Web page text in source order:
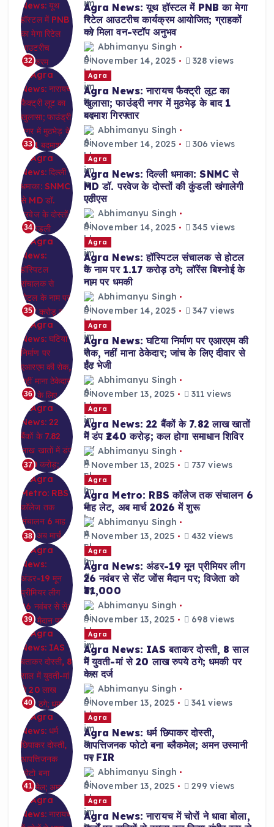
32
Agra News: यूथ हॉस्टल में PNB का मेगा
रिटेल आउटरीच कार्यक्रम आयोजित; ग्राहकों
को मिला वन-स्टॉप अनुभव
Abhimanyu Singh
November 14, 2025
328 views
33
Agra
Agra News: नारायच फैक्ट्री लूट का
खुलासा; फाउंड्री नगर में मुठभेड़ के बाद 1
बदमाश गिरफ्तार
Abhimanyu Singh
November 14, 2025
306 views
34
Agra
Agra News: दिल्ली धमाका: SNMC से
MD डॉ. परवेज के दोस्तों की कुंडली खंगालेगी
एटीएस
Abhimanyu Singh
November 14, 2025
345 views
35
Agra
Agra News: हॉस्पिटल संचालक से होटल
के नाम पर 1.17 करोड़ ठगे; लॉरेंस बिश्नोई के
नाम पर धमकी
Abhimanyu Singh
November 14, 2025
347 views
36
Agra
Agra News: घटिया निर्माण पर एआरएम की
रोक, नहीं माना ठेकेदार; जांच के लिए दीवार से
ईंट भेजी
Abhimanyu Singh
November 13, 2025
311 views
37
Agra
Agra News: 22 बैंकों के 7.82 लाख खातों
में डंप ₹240 करोड़; कल होगा समाधान शिविर
Abhimanyu Singh
November 13, 2025
737 views
38
Agra
Agra Metro: RBS कॉलेज तक संचालन 6
माह लेट, अब मार्च 2026 में शुरू
Abhimanyu Singh
November 13, 2025
432 views
39
Agra
Agra News: अंडर-19 मून प्रीमियर लीग
26 नवंबर से सेंट जोंस मैदान पर; विजेता को
₹31,000
Abhimanyu Singh
November 13, 2025
698 views
40
Agra
Agra News: IAS बताकर दोस्ती, 8 साल
में युवती-मां से 20 लाख रुपये ठगे; धमकी पर
केस दर्ज
Abhimanyu Singh
November 13, 2025
341 views
41
Agra
Agra News: धर्म छिपाकर दोस्ती,
आपत्तिजनक फोटो बना ब्लैकमेल; अमन उस्मानी
पर FIR
Abhimanyu Singh
November 13, 2025
299 views
Agra
Agra News: नारायच में चोरों ने धावा बोला,